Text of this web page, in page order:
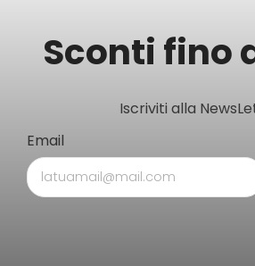
Sconti fino
Iscriviti alla
Email